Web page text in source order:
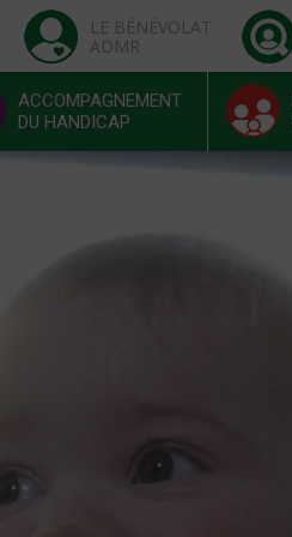
LE BÉNÉVOLAT
ADMR
ACCOMPAGNEMENT
DU HANDICAP